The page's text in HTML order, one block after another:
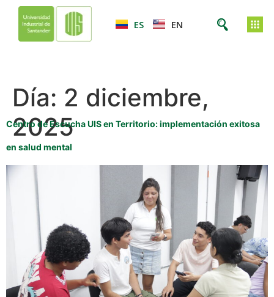
ES EN
Día: 2 diciembre,
2025
Centro de Escucha UIS en Territorio: implementación exitosa
en salud mental